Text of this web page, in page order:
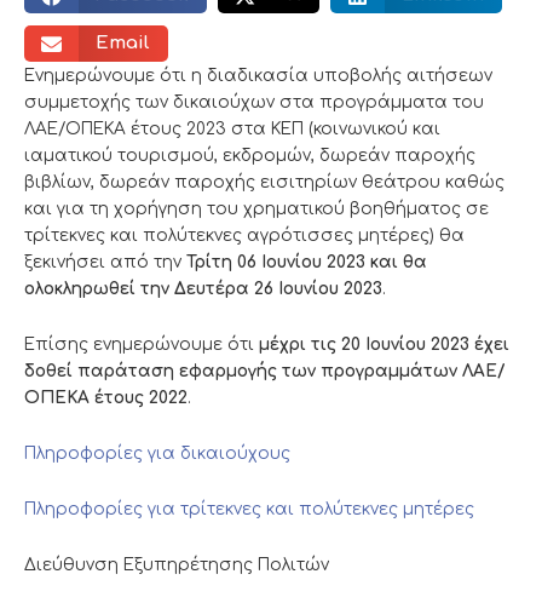
Email
Ενημερώνουμε ότι η διαδικασία υποβολής αιτήσεων
συμμετοχής των δικαιούχων στα προγράμματα του
ΛΑΕ/ΟΠΕΚΑ έτους 2023 στα ΚΕΠ (κοινωνικού και
ιαματικού τουρισμού, εκδρομών, δωρεάν παροχής
βιβλίων, δωρεάν παροχής εισιτηρίων θεάτρου καθώς
και για τη χορήγηση του χρηματικού βοηθήματος σε
τρίτεκνες και πολύτεκνες αγρότισσες μητέρες) θα
ξεκινήσει από την Τρίτη 06 Ιουνίου 2023 και θα
ολοκληρωθεί την Δευτέρα 26 Ιουνίου 2023.
Επίσης ενημερώνουμε ότι μέχρι τις 20 Ιουνίου 2023 έχει
δοθεί παράταση εφαρμογής των προγραμμάτων ΛΑΕ/
ΟΠΕΚΑ έτους 2022.
Πληροφορίες για δικαιούχους
Πληροφορίες για τρίτεκνες και πολύτεκνες μητέρες
Διεύθυνση Εξυπηρέτησης Πολιτών